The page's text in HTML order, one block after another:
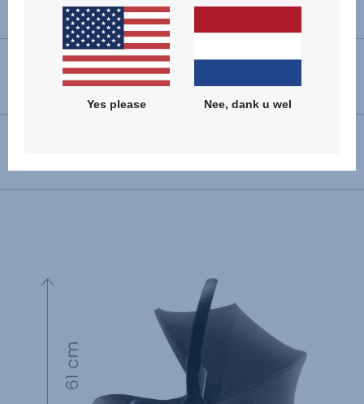
Naar achteren gerichte installatie40 - 83 cm
Dimensions (H x B x D)
61 x 44 x 64 cm cm
Yes please Nee, dank u wel